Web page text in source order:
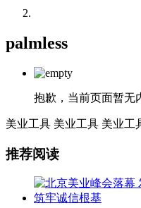
palmless
抱歉，当前页面暂无
美业工具 美业工具 美业工
推荐阅读